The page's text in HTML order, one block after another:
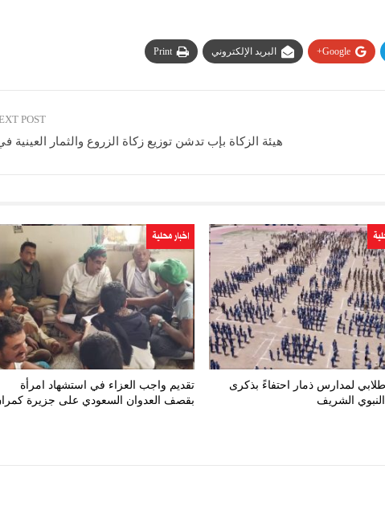
Google+ البريد الإلكتروني Print
POST
هيئة الزكاة بإب تدشن توزيع زكاة الزروع والثمار العينية
لمدارس ذمار احتفاءً بذكرى
النبوي الشريف
اخبار محلية
تقديم واجب العزاء في استشهاد امرأة
بقصف العدوان السعودي على جزيرة